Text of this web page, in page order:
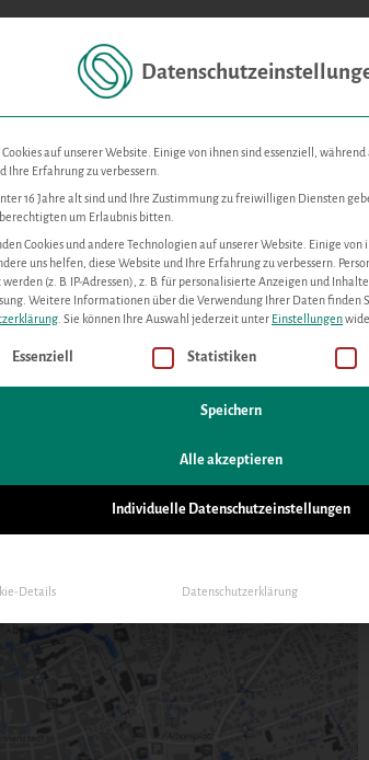
Für Unternehmen
betroffen?
Städtische
für interessierte Unternehmen!
auf unserer Website. Einige von ihnen sind essenziell,
Ihre Erfahrung zu verbessern.
16 Jahre alt sind und Ihre Zustimmung zu freiwilligen Diensten
um Erlaubnis bitten.
Cookies und andere Technologien auf unserer Website. Einige von
uns helfen, diese Website und Ihre Erfahrung zu verbessern.
(z. B. IP-Adressen), z. B. für personalisierte Anzeigen und
Weitere Informationen über die Verwendung Ihrer Daten finden
Sie können Ihre Auswahl jederzeit unter Einstellungen
Liste der Service-Gruppen, für die eine
Essenziell Statistiken
Speichern
Alle akzeptieren
Individuelle Datenschutzeinstellungen
Details Datenschutzerklärung